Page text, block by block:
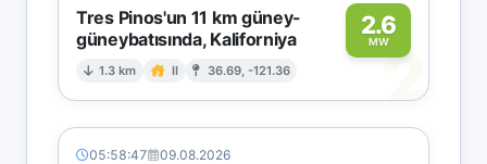
Tres Pinos'un 11 km güney-
güneybatısında, Kaliforniya
1.3 km II 36.69, -121.36
2.6
MW2
05:58:47 09.08.2026